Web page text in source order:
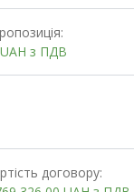
UAH з ПДВ
договору: